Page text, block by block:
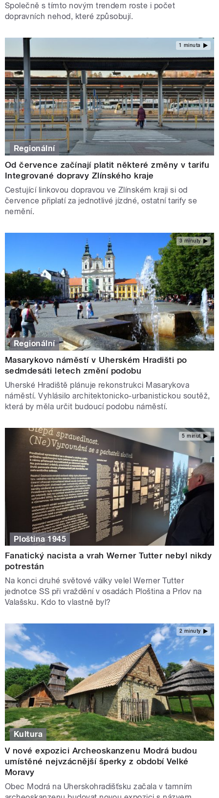
Společně s tímto novým trendem roste i počet
dopravních nehod, které způsobují.
1 minuta
Regionální
Od července začínají platit některé změny v tarifu
Integrované dopravy Zlínského kraje
Cestující linkovou dopravou ve Zlínském kraji si od
července připlatí za jednotlivé jízdné, ostatní tarify se
nemění.
3 minuty
Regionální
Masarykovo náměstí v Uherském Hradišti po
sedmdesáti letech změní podobu
Uherské Hradiště plánuje rekonstrukci Masarykova
náměstí. Vyhlásilo architektonicko-urbanistickou soutěž,
která by měla určit budoucí podobu náměstí.
5 minut
Ploština 1945
Fanatický nacista a vrah Werner Tutter nebyl nikdy
potrestán
Na konci druhé světové války velel Werner Tutter
jednotce SS při vraždění v osadách Ploština a Prlov na
Valašsku. Kdo to vlastně byl?
2 minuty
Kultura
V nové expozici Archeoskanzenu Modrá budou
umístěné nejvzácnější šperky z období Velké
Moravy
Obec Modrá na Uherskohradišťsku začala v tamním